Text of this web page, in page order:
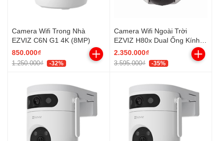
Camera Wifi Trong Nhà
EZVIZ C6N G1 4K (8MP)
850.000₫
1.250.000₫ -32%
Camera Wifi Ngoài Trời
EZVIZ H80x Dual Ống Kính
Kép 4K
2.350.000₫
3.595.000₫ -35%